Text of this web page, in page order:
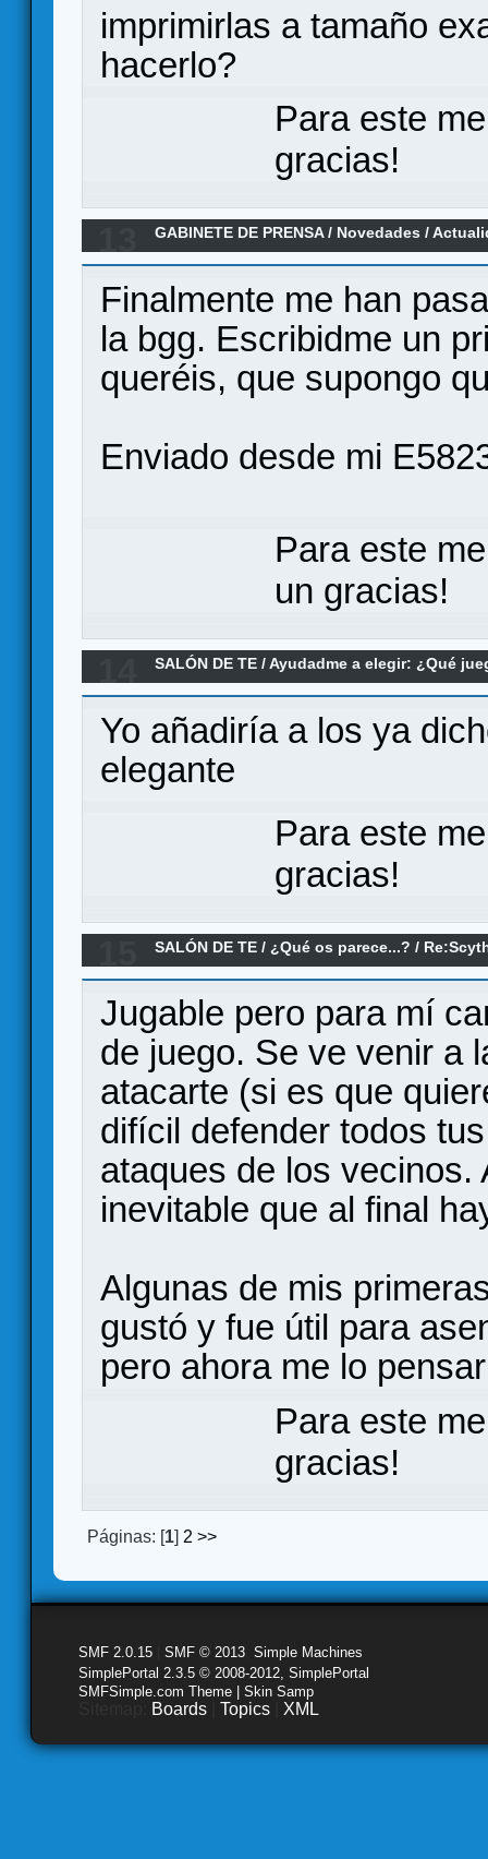
imprimirlas a tamaño
hacerlo?
Para este
gracias!
GABINETE DE PRENSA/ Novedades /
Civilizaciones en Español por Ediciones
Finalmente me han
la bgg. Escribidme un
queréis, que supongo
Enviado desde mi
Para este
un gracias!
SALÓN DE TE /Ayudadme a elegir: ¿Qué
juego de mayorias
Yo añadiría a los ya
elegante
Para este
gracias!
SALÓN DE TE / ¿Qué os parece...? /
Jugable pero para mí
de juego. Se ve venir a
atacarte (si es que
difícil defender todos
ataques de los
inevitable que al final
Algunas de mis
gustó y fue útil para
pero ahora me lo
Para este
gracias!
Páginas: [1] 2 >>
SMF 2.0.15 SMF © 2013 Simple Machines
SimplePortal 2.3.5 © 2008-2012, SimplePortal
SMFSimple.com Theme | Skin Samp
Boards Topics XML